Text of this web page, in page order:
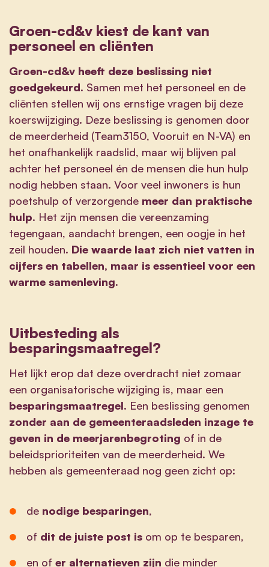
Groen-cd&v kiest de kant van
personeel en cliënten
Groen-cd&v heeft deze beslissing niet
goedgekeurd. Samen met het personeel en de
cliënten stellen wij ons ernstige vragen bij deze
koerswijziging. Deze beslissing is genomen door
de meerderheid (Team3150, Vooruit en N-VA) en
het onafhankelijk raadslid, maar wij blijven pal
achter het personeel én de mensen die hun hulp
nodig hebben staan. Voor veel inwoners is hun
poetshulp of verzorgende meer dan praktische
hulp. Het zijn mensen die vereenzaming
tegengaan, aandacht brengen, een oogje in het
zeil houden. Die waarde laat zich niet vatten in
cijfers en tabellen, maar is essentieel voor een
warme samenleving.
Uitbesteding als
besparingsmaatregel?
Het lijkt erop dat deze overdracht niet zomaar
een organisatorische wijziging is, maar een
besparingsmaatregel. Een beslissing genomen
zonder aan de gemeenteraadsleden inzage te
geven in de meerjarenbegroting of in de
beleidsprioriteiten van de meerderheid. We
hebben als gemeenteraad nog geen zicht op:
denodige besparingen,
of dit de juiste post isom op te besparen,
en of er alternatieven zijn die minder